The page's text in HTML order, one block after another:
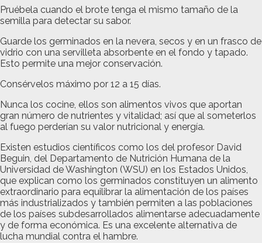
Pruébela cuando el brote tenga el mismo tamaño de la
semilla para detectar su sabor.
Guarde los germinados en la nevera, secos y en un frasco de
vidrio con una servilleta absorbente en el fondo y tapado.
Esto permite una mejor conservación.
Consérvelos máximo por 12 a 15 días.
Nunca los cocine, ellos son alimentos vivos que aportan
gran número de nutrientes y vitalidad; así que al someterlos
al fuego perderían su valor nutricional y energía.
Existen estudios científicos como los del profesor David
Beguin, del Departamento de Nutrición Humana de la
Universidad de Washington (WSU) en los Estados Unidos,
que explican como los germinados constituyen un alimento
extraordinario para equilibrar la alimentación de los países
más industrializados y también permiten a las poblaciones
de los países subdesarrollados alimentarse adecuadamente
y de forma económica. Es una excelente alternativa de
lucha mundial contra el hambre.